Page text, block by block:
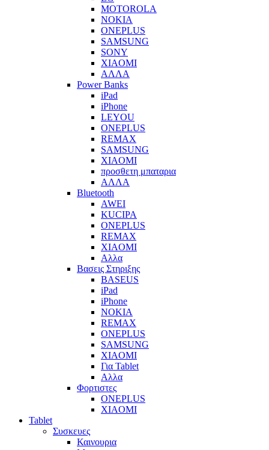
MOTOROLA
NOKIA
ONEPLUS
SAMSUNG
SONY
XIAOMI
ΑΛΛΑ
Power Banks
iPad
iPhone
LEYOU
ONEPLUS
REMAX
SAMSUNG
XIAOMI
προσθετη μπαταρια
ΑΛΛΑ
Bluetooth
AWEI
KUCIPA
ONEPLUS
REMAX
XIAOMI
Αλλα
Βασεις Στηριξης
BASEUS
iPad
iPhone
NOKIA
REMAX
ONEPLUS
SAMSUNG
XIAOMI
Για Tablet
Αλλα
Φορτιστες
ONEPLUS
XIAOMI
Tablet
Συσκευες
Καινουρια